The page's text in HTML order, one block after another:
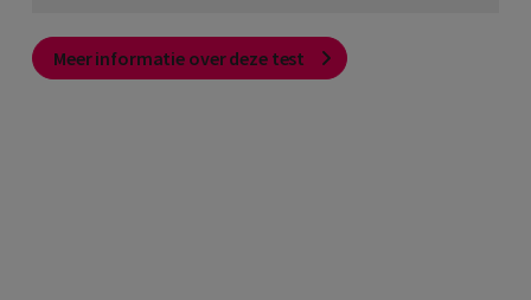
Meer informatie over deze test